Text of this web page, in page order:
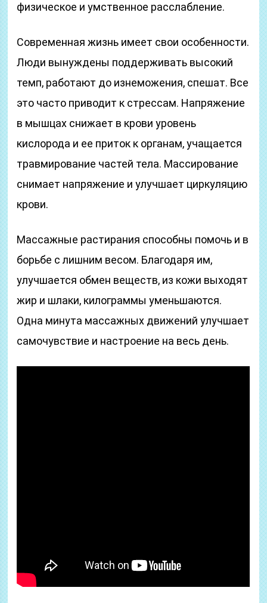
физическое и умственное расслабление.
Современная жизнь имеет свои особенности.
Люди вынуждены поддерживать высокий
темп, работают до изнеможения, спешат. Все
это часто приводит к стрессам. Напряжение
в мышцах снижает в крови уровень
кислорода и ее приток к органам, учащается
травмирование частей тела. Массирование
снимает напряжение и улучшает циркуляцию
крови.
Массажные растирания способны помочь и в
борьбе с лишним весом. Благодаря им,
улучшается обмен веществ, из кожи выходят
жир и шлаки, килограммы уменьшаются.
Одна минута массажных движений улучшает
самочувствие и настроение на весь день.